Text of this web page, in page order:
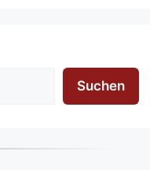
Suchen